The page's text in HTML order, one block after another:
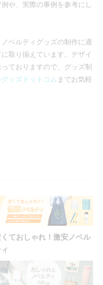
や、実際の事例を参考にし
ノベルティグッズの制作に適
取り揃えています。デザイ
ておりますので、グッズ制
ッズドットコム までお気軽
ておしゃれ！激安ノベル